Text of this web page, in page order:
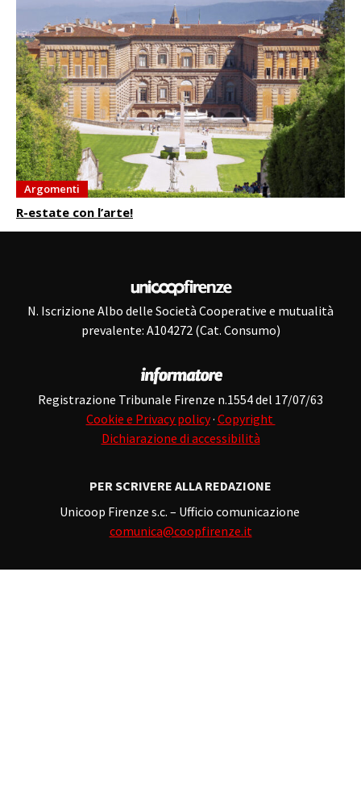
Argomenti
R-estate con l’arte!
N. Iscrizione Albo delle Società Cooperative e mutualità
prevalente: A104272 (Cat. Consumo)
Registrazione Tribunale Firenze n.1554 del 17/07/63
Cookie e Privacy policy· Copyright
Dichiarazione di accessibilità
PER SCRIVERE ALLA REDAZIONE
Unicoop Firenze s.c. – Ufficio comunicazione
comunica@coopfirenze.it